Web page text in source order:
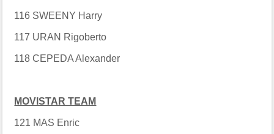
116 SWEENY Harry
117 URAN Rigoberto
118 CEPEDA Alexander
MOVISTAR TEAM
121 MAS Enric